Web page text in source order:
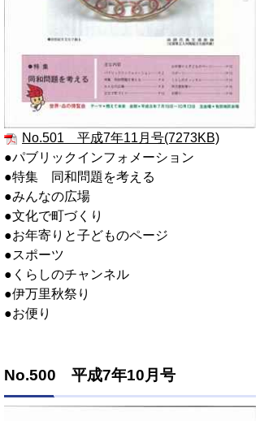
No.501 平成7年11月号(7273KB)
●パブリックインフォメーション
●特集 同和問題を考える
●みんなの広場
●文化で町づくり
●お年寄りと子どものページ
●スポーツ
●くらしのチャンネル
●伊万里秋祭り
●お便り
No.500 平成7年10月号